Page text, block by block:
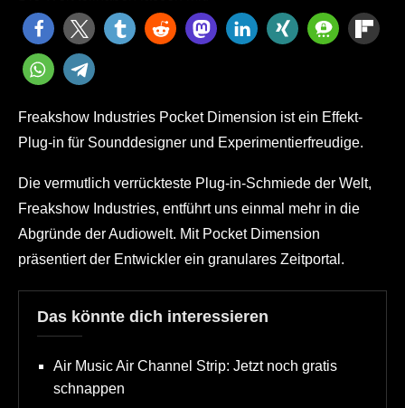
Freakshow Industries Pocket Dimension ist ein Effekt-
Plug-in für Sounddesigner und Experimentierfreudige.
Die vermutlich verrückteste Plug-in-Schmiede der Welt,
Freakshow Industries, entführt uns einmal mehr in die
Abgründe der Audiowelt. Mit Pocket Dimension
präsentiert der Entwickler ein granulares Zeitportal.
Das könnte dich interessieren
Air Music Air Channel Strip: Jetzt noch gratis
schnappen